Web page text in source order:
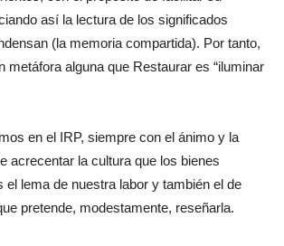
así la lectura de los significados
(la memoria compartida). Por tanto,
metáfora alguna que Restaurar es “iluminar
en el IRP, siempre con el ánimo y la
acrecentar la cultura que los bienes
el lema de nuestra labor y también el de
pretende, modestamente, reseñarla.